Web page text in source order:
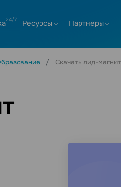
Ресурсы Партнеры
Скачать лид-магнит